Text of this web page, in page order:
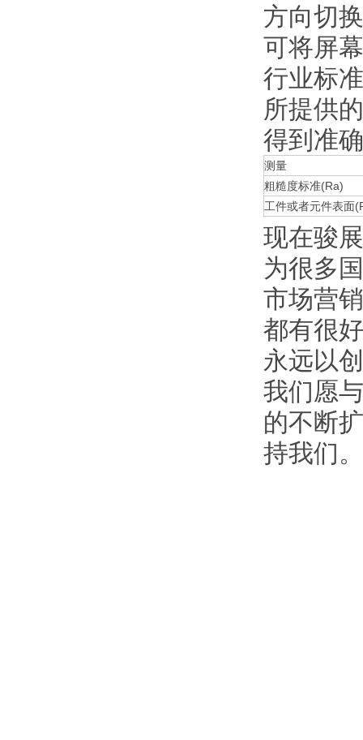
方向切换
可将屏
行业标
所提供
得到准
测量
粗糙度标准(Ra)
工件或者元件表面
现在骏
为很多
市场营
都有很
永远以
我们愿
的不断
持我们。